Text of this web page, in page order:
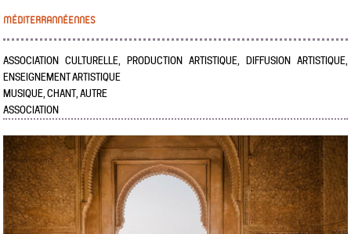
MÉDITERRANNÉENNES
ASSOCIATION CULTURELLE, PRODUCTION ARTISTIQUE, DIFFUSION ARTISTIQUE,
ENSEIGNEMENT ARTISTIQUE
MUSIQUE, CHANT, AUTRE
ASSOCIATION